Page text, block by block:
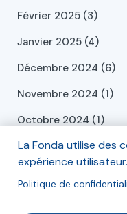
Février 2025 (3)
Janvier 2025 (4)
Décembre 2024 (6)
Novembre 2024 (1)
Octobre 2024 (1)
Septembre 2024 (2)
La Fonda utilise des
expérience utilisateur.
Politique de